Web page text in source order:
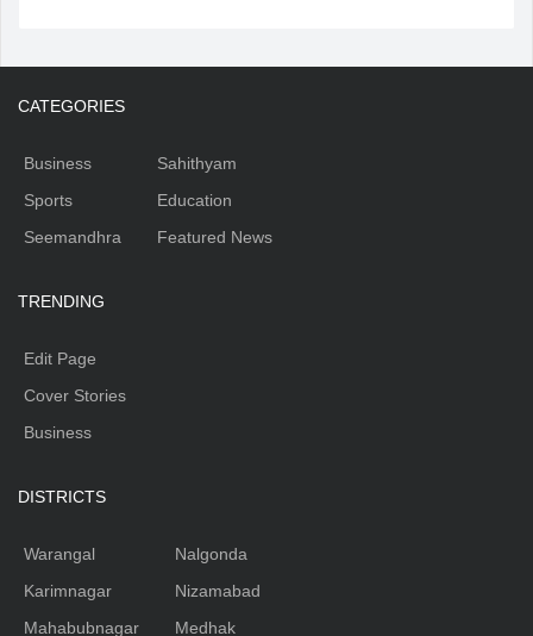
CATEGORIES
Business
Sports
Seemandhra
Sahithyam
Education
Featured News
TRENDING
Edit Page
Cover Stories
Business
DISTRICTS
Warangal
Karimnagar
Mahabubnagar
Nalgonda
Nizamabad
Medhak